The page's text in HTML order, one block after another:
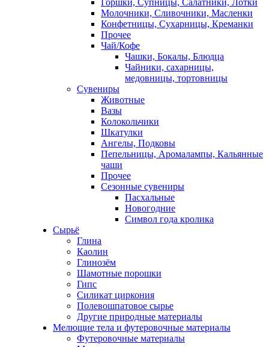
Горшки, Супницы, Салатники, Лотки
Молочники, Сливочники, Масленки
Конфетницы, Сухарницы, Креманки
Прочее
Чай/Кофе
Чашки, Бокалы, Блюдца
Чайники, сахарницы,
медовницы, тортовницы
Сувениры
Животные
Вазы
Колокольчики
Шкатулки
Ангелы, Подковы
Пепельницы, Аромалампы, Кальянные
чаши
Прочее
Сезонные сувениры
Пасхальные
Новогодние
Символ года кролика
Сырьё
Глина
Каолин
Глинозём
Шамотные порошки
Гипс
Силикат циркония
Полевошпатовое сырье
Другие природные материалы
Мелющие тела и футеровочные материалы
Футеровочные материалы